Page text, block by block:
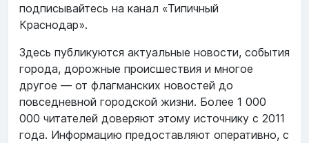
подписывайтесь на канал «Типичный
Краснодар».
Здесь публикуются актуальные новости, события
города, дорожные происшествия и многое
другое — от флагманских новостей до
повседневной городской жизни. Более 1 000
000 читателей доверяют этому источнику с 2011
года. Информацию предоставляют оперативно, с